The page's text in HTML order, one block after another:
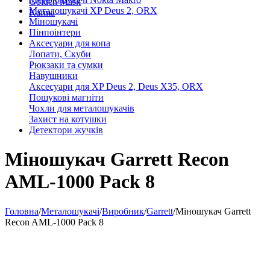
Karma
Металошукачі XP Deus 2, ORX
Міношукачі
Пінпоінтери
Аксесуари для копа
Лопати, Скуби
Рюкзаки та сумки
Навушники
Аксесуари для XP Deus 2, Deus X35, ORX
Пошукові магніти
Чохли для металошукачів
Захист на котушки
Детектори жучків
Міношукач Garrett Recon
AML-1000 Pack 8
Головна/Металошукачі/Виробник/Garrett/Міношукач Garrett
Recon AML-1000 Pack 8